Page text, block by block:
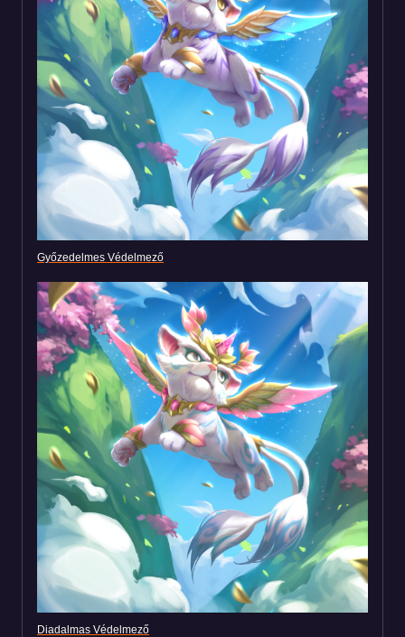
Győzedelmes Védelmező
Diadalmas Védelmező